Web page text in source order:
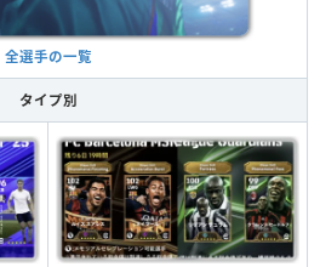
全選手の一覧
タイプ別